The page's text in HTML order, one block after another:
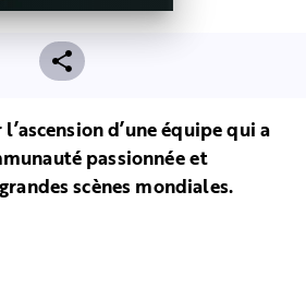
d’une équipe qui a
passionnée et
scènes mondiales.